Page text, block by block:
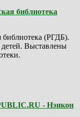
библиотека
библиотека (РГДБ).
Выставлены
- Нэикон